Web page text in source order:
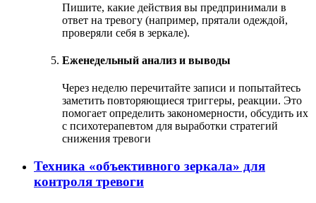
Пишите, какие действия вы предпринимали в
ответ на тревогу (например, прятали одеждой,
проверяли себя в зеркале).
Еженедельный анализ и выводы
Через неделю перечитайте записи и попытайтесь
заметить повторяющиеся триггеры, реакции. Это
помогает определить закономерности, обсудить их
с психотерапевтом для выработки стратегий
снижения тревоги
Техника «объективного зеркала» для
контроля тревоги